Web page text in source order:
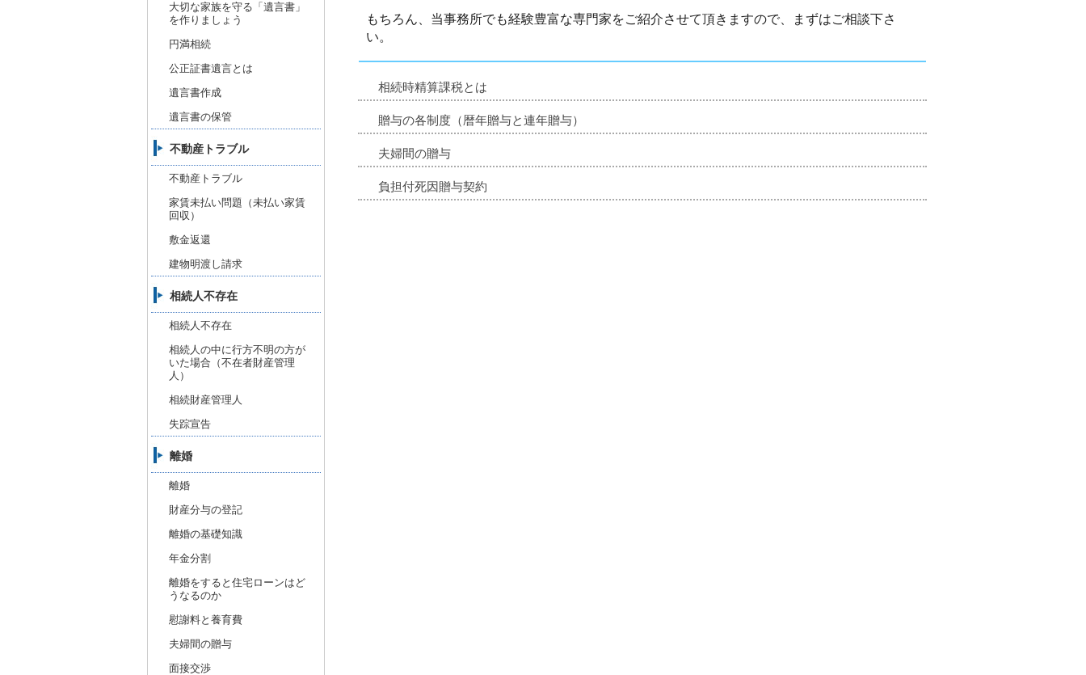
もちろん、当事務所でも経験豊富な専門家をご紹介させて頂きますので、まずはご相談下さ
い。
相続時精算課税とは
贈与の各制度（暦年贈与と連年贈与）
夫婦間の贈与
負担付死因贈与契約
大切な家族を守る「遺言書」
を作りましょう
円満相続
公正証書遺言とは
遺言書作成
遺言書の保管
不動産トラブル
不動産トラブル
家賃未払い問題（未払い家賃
回収）
敷金返還
建物明渡し請求
相続人不存在
相続人不存在
相続人の中に行方不明の方が
いた場合（不在者財産管理
人）
相続財産管理人
失踪宣告
離婚
離婚
財産分与の登記
離婚の基礎知識
年金分割
離婚をすると住宅ローンはど
うなるのか
慰謝料と養育費
夫婦間の贈与
面接交渉